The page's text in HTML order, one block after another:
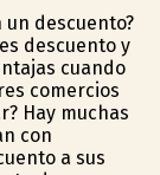
descuento?
descuento y
cuando
comercios
Hay muchas
con
a sus